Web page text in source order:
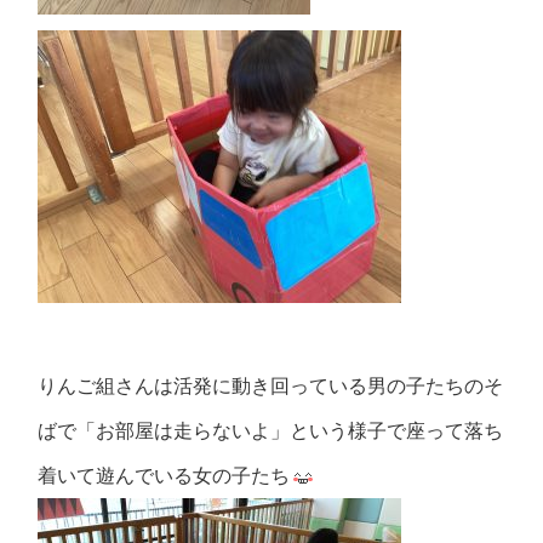
りんご組さんは活発に動き回っている男の子たちのそ
ばで「お部屋は走らないよ」という様子で座って落ち
着いて遊んでいる女の子たち